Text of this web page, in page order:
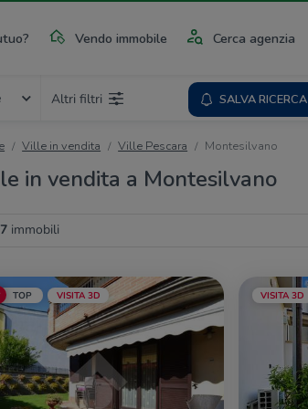
Vendo immobile Cerca agenzia
Altri filtri SALVA RICERCA
Ville in vendita Ville Pescara Montesilvano
in vendita a Montesilvano
7immobili
TOP VISITA 3D VISITA 3D